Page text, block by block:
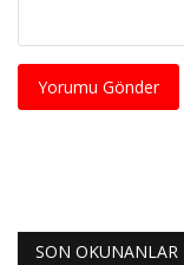
Yorumu Gönder
SON OKUNANLAR